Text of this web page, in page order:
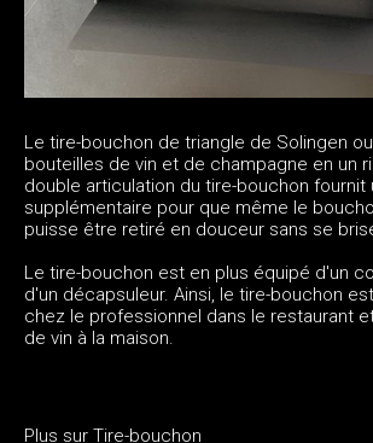
Le tire-bouchon de triangle de Solingen
bouteilles de vin et de champagne en un
double articulation du tire-bouchon fournit
supplémentaire pour que même le
puisse être retiré en douceur sans se
Le tire-bouchon est en plus équipé d'un
d'un décapsuleur. Ainsi, le tire-bouchon
chez le professionnel dans le restaurant
de vin à la maison.
Plus sur Tire-bouchon